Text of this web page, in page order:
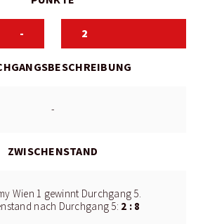
- 2
-
ZWISCHENSTAND
Wien 1 gewinnt Durchgang 5.
nach Durchgang 5: 2 : 8